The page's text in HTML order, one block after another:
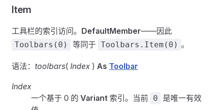
Item
工具栏的索引访问。 DefaultMember——因此
Toolbars(0) 等同于 Toolbars.Item(0) 。
语法： toolbars( Index ) As Toolbar
Index
一个基于 0 的 Variant 索引。当前 0
是唯一有效